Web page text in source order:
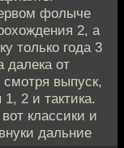
фолыче
2, а
только года 3
далека от
выпуск,
2 и тактика.
классики и
дальние